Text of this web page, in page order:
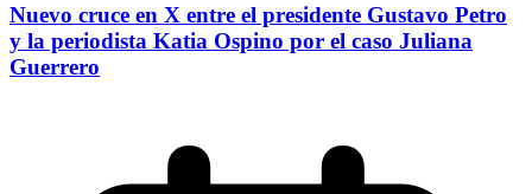
Nuevo cruce en X entre el presidente Gustavo Petro
y la periodista Katia Ospino por el caso Juliana
Guerrero